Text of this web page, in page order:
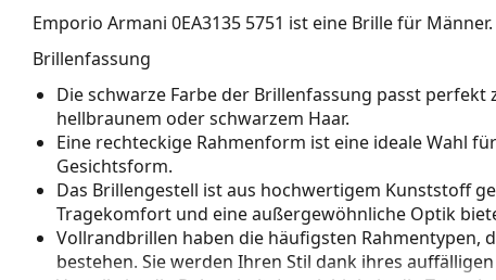
Emporio Armani 0EA3135 5751 ist eine Brille für Männer.
Brillenfassung
Die schwarze Farbe der Brillenfassung passt
hellbraunem oder schwarzem Haar.
Eine rechteckige Rahmenform ist eine ideale Wahl
Gesichtsform.
Das Brillengestell ist aus hochwertigem Kunststoff
Tragekomfort und eine außergewöhnliche Optik
Vollrandbrillen haben die häufigsten Rahmentypen,
bestehen. Sie werden Ihren Stil dank ihres